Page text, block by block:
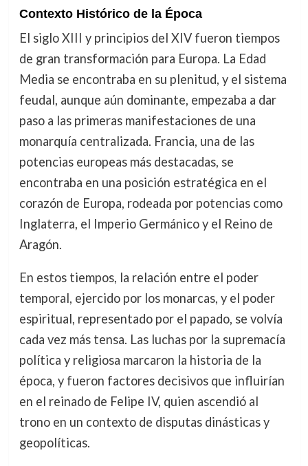
Contexto Histórico de la Época
El siglo XIII y principios del XIV fueron tiempos
de gran transformación para Europa. La Edad
Media se encontraba en su plenitud, y el sistema
feudal, aunque aún dominante, empezaba a dar
paso a las primeras manifestaciones de una
monarquía centralizada. Francia, una de las
potencias europeas más destacadas, se
encontraba en una posición estratégica en el
corazón de Europa, rodeada por potencias como
Inglaterra, el Imperio Germánico y el Reino de
Aragón.
En estos tiempos, la relación entre el poder
temporal, ejercido por los monarcas, y el poder
espiritual, representado por el papado, se volvía
cada vez más tensa. Las luchas por la supremacía
política y religiosa marcaron la historia de la
época, y fueron factores decisivos que influirían
en el reinado de Felipe IV, quien ascendió al
trono en un contexto de disputas dinásticas y
geopolíticas.